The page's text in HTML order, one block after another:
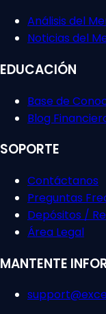
Análisis del
Noticias del
EDUCACIÓN
Base de
Blog
SOPORTE
Contáctanos
Preguntas
Depósitos /
Área Legal
MANTENTE